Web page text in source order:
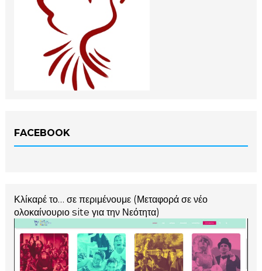
FACEBOOK
Κλίκαρέ το… σε περιμένουμε (Μεταφορά σε νέο
ολοκαίνουριο site για την Νεότητα)